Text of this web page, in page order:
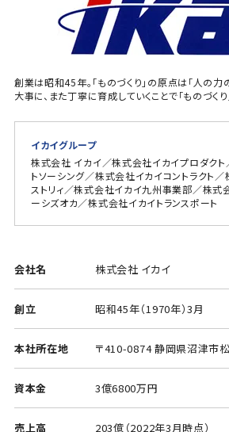
創業は昭和45年。「ものづくり」の原点は「人の力
大事に、また丁寧に育成していくことで「ものづくり
イカイグループ
株式会社 イカイ／株式会社イカイプロダク
トソーシング／株式会社イカイコントラクト
ストリィ／株式会社イカイ九州事業部／株式
ーシズオカ／株式会社イカイトランスポート
会社名 株式会社 イカイ
創立 昭和45年（1970年）3月
本社所在地 〒410-0874 静岡県沼津市
資本金 3億6800万円
売上高 203億（2022年3月時点）